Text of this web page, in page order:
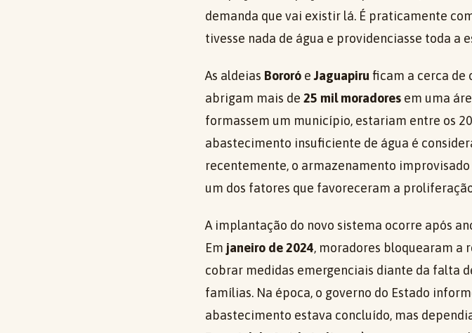
demanda que vai existir lá. É praticamente
tivesse nada de água e providenciasse toda a
As aldeias Bororó eJaguapiru ficam a cerca de
abrigam mais de 25 mil moradores em uma
formassem um município, estariam entre os
abastecimento insuficiente de água é
recentemente, o armazenamento
um dos fatores que favoreceram a
A implantação do novo sistema ocorre após
Em janeiro de 2024, moradores bloquearam a
cobrar medidas emergenciais diante da falta
famílias. Na época, o governo do Estado
abastecimento estava concluído, mas